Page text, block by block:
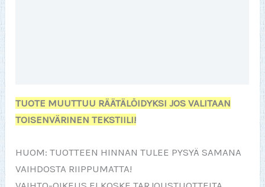
TUOTE MUUTTUU RÄÄTÄLÖIDYKSI JOS VALITAAN
TOISENVÄRINEN TEKSTIILI!
HUOM: TUOTTEEN HINNAN TULEE PYSYÄ SAMANA
VAIHDOSTA RIIPPUMATTA!